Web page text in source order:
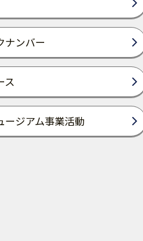
ナンバー
ス
ージアム事業活動